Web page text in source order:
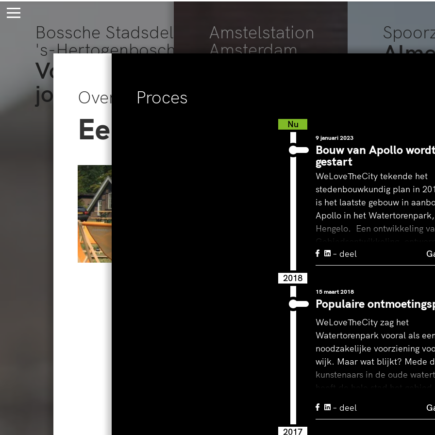
Bossche Stadsdelta
's-Hertogenbosch
Voor eeuwig
jong
Amstelstation
Amsterdam
Overzicht
Een Vondelpark in het klein
Het was een episch gevecht en het is gelukt: Watertorenpark Hengelo is klaar!
Proces
Nu
9 januari 2023
Bouw van Apollo
gestart
WeLoveTheCity tekende het
stedenbouwkundig plan in
is het laatste gebouw in
Apollo in het Watertorenpark,
Hengelo. Een ontwikkeling
Gebiedsontwikkeling,
MAS architectuur B.V.
– deel
2018
15 maart 2018
Populaire
WeLoveTheCity zag het
Watertorenpark vooral als
noodzakelijke voorziening
wijk. Maar wat blijkt? Mede
kunstenaars in de oude
heeft de hele stad het gebied
Zo is het populair bij
kleine festivals, zoals het
– deel
2017